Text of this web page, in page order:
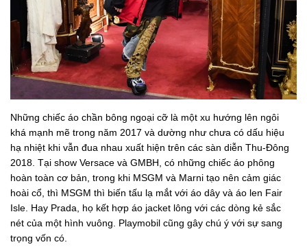
Những chiếc áo chần bông ngoại cỡ là một xu hướng lên ngôi
khá mạnh mẽ trong năm 2017 và dường như chưa có dấu hiệu
hạ nhiệt khi vẫn đua nhau xuất hiện trên các sàn diễn Thu-Đông
2018. Tại show Versace và GMBH, có những chiếc áo phông
hoàn toàn cơ bản, trong khi MSGM và Marni tạo nên cảm giác
hoài cổ, thì MSGM thì biến tấu lạ mắt với áo dây và áo len Fair
Isle. Hay Prada, họ kết hợp áo jacket lông với các dòng kẻ sắc
nét của một hình vuông. Playmobil cũng gây chú ý với sự sang
trọng vốn có.